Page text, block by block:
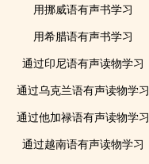
用挪威语有声书学习
用希腊语有声书学习
通过印尼语有声读物学习
通过乌克兰语有声读物学习
通过他加禄语有声读物学习
通过越南语有声读物学习